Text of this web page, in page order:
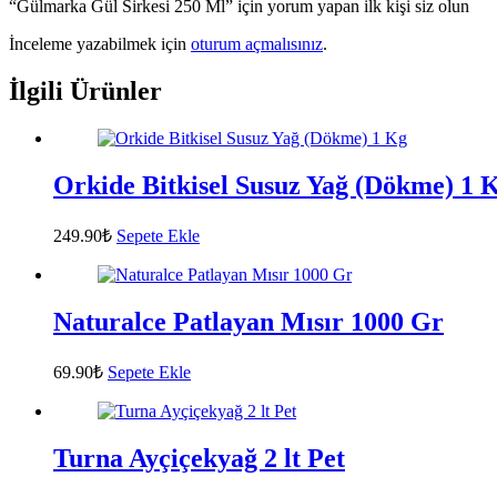
“Gülmarka Gül Sirkesi 250 Ml” için yorum yapan ilk kişi siz olun
İnceleme yazabilmek için oturum açmalısınız.
İlgili Ürünler
Orkide Bitkisel Susuz Yağ (Dökme) 1
249.90₺ Sepete Ekle
Naturalce Patlayan Mısır 1000 Gr
69.90₺ Sepete Ekle
Turna Ayçiçekyağ 2 lt Pet